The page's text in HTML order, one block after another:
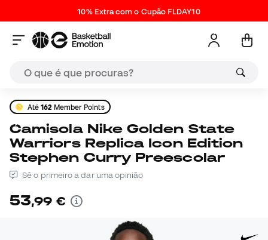
10% Extra com o Cupão FLDAY10
Até162 Member Points
Camisola Nike Golden State
Warriors Replica Icon Edition
Stephen Curry Preescolar
Sê o primeiro a dar uma opinião
53,99 €